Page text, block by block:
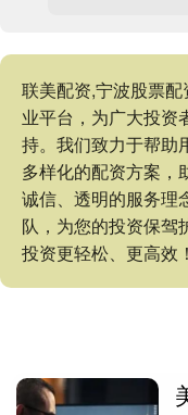
联美配资,宁波股票
业平台，为广大投资
持。我们致力于帮助
多样化的配资方案，
诚信、透明的服务理
队，为您的投资保驾
投资更轻松、更高效！